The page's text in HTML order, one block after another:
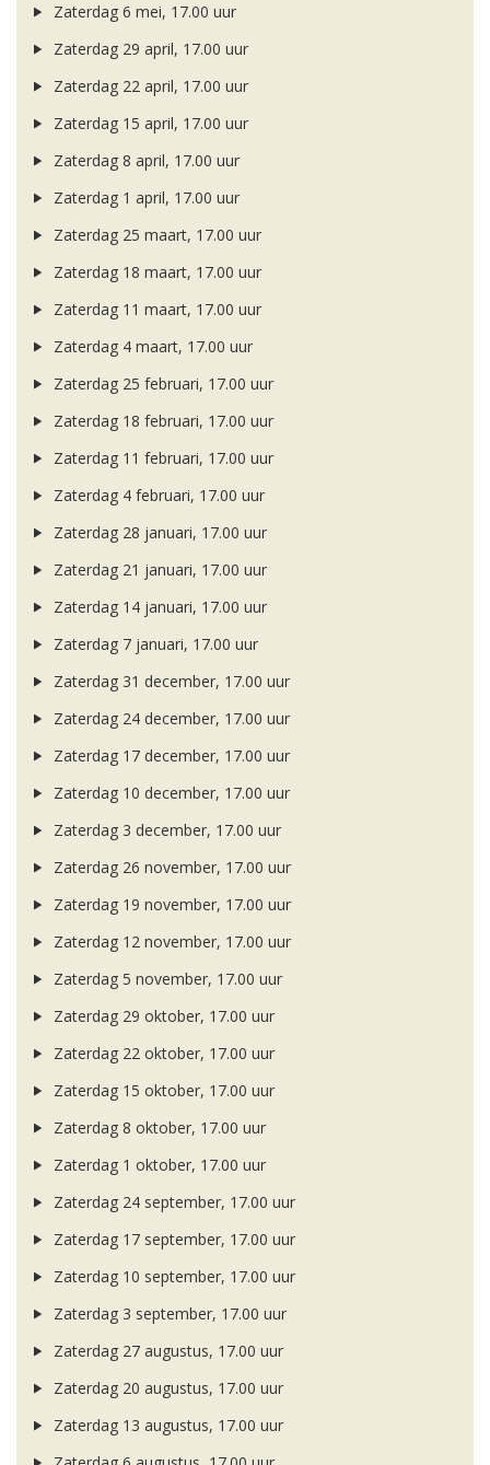
Zaterdag 6 mei, 17.00 uur
Zaterdag 29 april, 17.00 uur
Zaterdag 22 april, 17.00 uur
Zaterdag 15 april, 17.00 uur
Zaterdag 8 april, 17.00 uur
Zaterdag 1 april, 17.00 uur
Zaterdag 25 maart, 17.00 uur
Zaterdag 18 maart, 17.00 uur
Zaterdag 11 maart, 17.00 uur
Zaterdag 4 maart, 17.00 uur
Zaterdag 25 februari, 17.00 uur
Zaterdag 18 februari, 17.00 uur
Zaterdag 11 februari, 17.00 uur
Zaterdag 4 februari, 17.00 uur
Zaterdag 28 januari, 17.00 uur
Zaterdag 21 januari, 17.00 uur
Zaterdag 14 januari, 17.00 uur
Zaterdag 7 januari, 17.00 uur
Zaterdag 31 december, 17.00 uur
Zaterdag 24 december, 17.00 uur
Zaterdag 17 december, 17.00 uur
Zaterdag 10 december, 17.00 uur
Zaterdag 3 december, 17.00 uur
Zaterdag 26 november, 17.00 uur
Zaterdag 19 november, 17.00 uur
Zaterdag 12 november, 17.00 uur
Zaterdag 5 november, 17.00 uur
Zaterdag 29 oktober, 17.00 uur
Zaterdag 22 oktober, 17.00 uur
Zaterdag 15 oktober, 17.00 uur
Zaterdag 8 oktober, 17.00 uur
Zaterdag 1 oktober, 17.00 uur
Zaterdag 24 september, 17.00 uur
Zaterdag 17 september, 17.00 uur
Zaterdag 10 september, 17.00 uur
Zaterdag 3 september, 17.00 uur
Zaterdag 27 augustus, 17.00 uur
Zaterdag 20 augustus, 17.00 uur
Zaterdag 13 augustus, 17.00 uur